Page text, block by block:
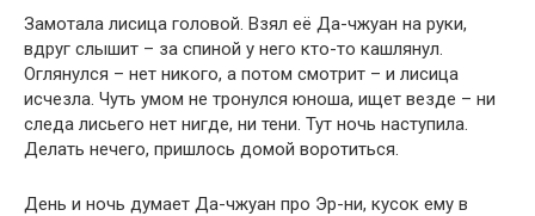
Замотала лисица головой. Взял её Да-чжуан на руки,
вдруг слышит – за спиной у него кто-то кашлянул.
Оглянулся – нет никого, а потом смотрит – и лисица
исчезла. Чуть умом не тронулся юноша, ищет везде – ни
следа лисьего нет нигде, ни тени. Тут ночь наступила.
Делать нечего, пришлось домой воротиться.
День и ночь думает Да-чжуан про Эр-ни, кусок ему в